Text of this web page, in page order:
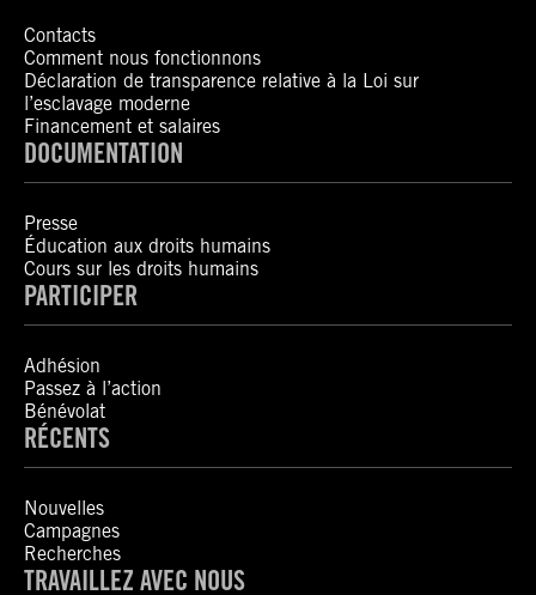
Contacts
Comment nous fonctionnons
Déclaration de transparence relative à la Loi sur
l’esclavage moderne
Financement et salaires
DOCUMENTATION
Presse
Éducation aux droits humains
Cours sur les droits humains
PARTICIPER
Adhésion
Passez à l’action
Bénévolat
RÉCENTS
Nouvelles
Campagnes
Recherches
TRAVAILLEZ AVEC NOUS